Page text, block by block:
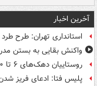
آخرین اخبار
استانداری تهران: طرح
واکنش بقایی به بستن
روستاییان دهک‌های ۶ تا ۱۰ از امسال باید حق بیمه بپردازند
پلیس فتا: ادعای فریز